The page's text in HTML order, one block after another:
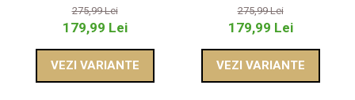
275,99 Lei
179,99 Lei
VEZI VARIANTE
275,99 Lei
179,99 Lei
VEZI VARIANTE